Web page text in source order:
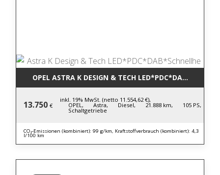
OPEL ASTRA K DESIGN & TECH
13.750 €
inkl. 19% MwSt. (netto 11.554,62 €),
OPEL, Astra, Diesel, 21.888 km, 105 PS,
Schaltgetriebe
CO₂-Emissionen (kombiniert): 99 g/km, Kraftstoffverbrauch (kombiniert): 4,3
l/100 km